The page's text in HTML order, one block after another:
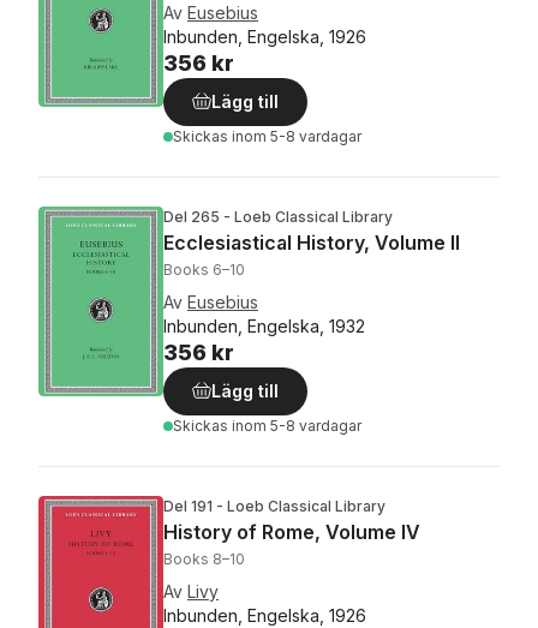
Av Eusebius
Inbunden, Engelska, 1926
356 kr
Lägg till
Skickas inom 5-8 vardagar
Del 265 - Loeb Classical Library
Ecclesiastical History, Volume II
Books 6–10
Av Eusebius
Inbunden, Engelska, 1932
356 kr
Lägg till
Skickas inom 5-8 vardagar
Del 191 - Loeb Classical Library
History of Rome, Volume IV
Books 8–10
Av Livy
Inbunden, Engelska, 1926